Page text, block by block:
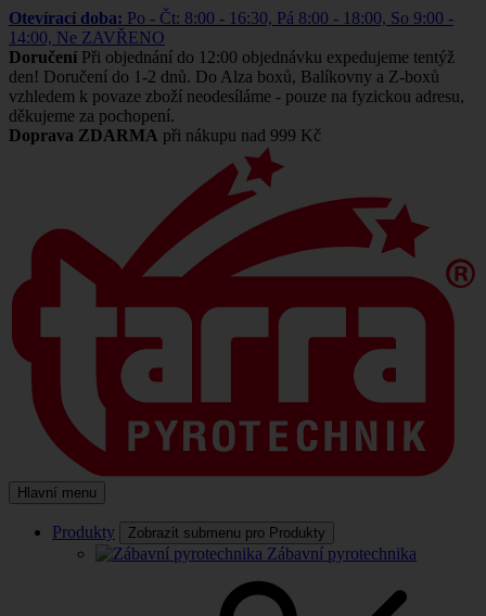
Otevírací doba: Po - Čt: 8:00 - 16:30, Pá 8:00 - 18:00, So 9:00 -
14:00, Ne ZAVŘENO
Doručení Při objednání do 12:00 objednávku expedujeme tentýž
den! Doručení do 1-2 dnů. Do Alza boxů, Balíkovny a Z-boxů
vzhledem k povaze zboží neodesíláme - pouze na fyzickou adresu,
děkujeme za pochopení.
Doprava ZDARMA při nákupu nad 999 Kč
Hlavní menu
Produkty Zobrazit submenu pro Produkty
Zábavní pyrotechnika